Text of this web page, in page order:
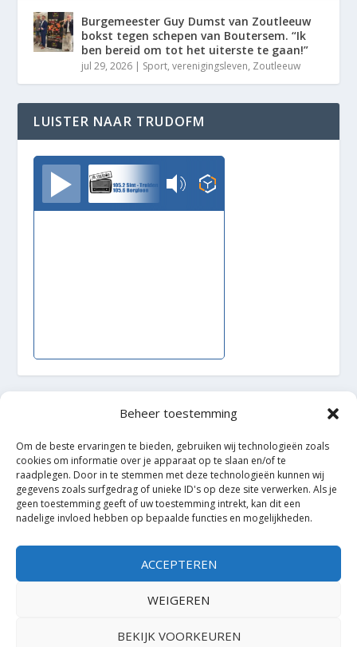
Beheer toestemming
Om de beste ervaringen te bieden, gebruiken wij technologieën zoals
cookies om informatie over je apparaat op te slaan en/of te
raadplegen. Door in te stemmen met deze technologieën kunnen wij
gegevens zoals surfgedrag of unieke ID's op deze site verwerken. Als je
geen toestemming geeft of uw toestemming intrekt, kan dit een
nadelige invloed hebben op bepaalde functies en mogelijkheden.
ACCEPTEREN
WEIGEREN
BEKIJK VOORKEUREN
Burgemeester Guy Dumst van Zoutleeuw
bokst tegen schepen van Boutersem. “Ik
ben bereid om tot het uiterste te gaan!”
jul 29, 2026 | Sport,verenigingsleven, Zoutleeuw
LUISTER NAAR TRUDOFM
TrudoFM
WordPress